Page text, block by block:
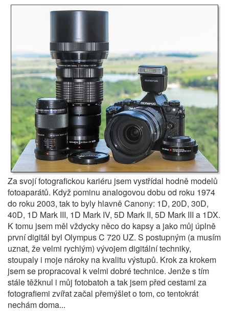
Za svojí fotografickou kariéru jsem vystřídal hodně modelů
fotoaparátů. Když pominu analogovou dobu od roku 1974
do roku 2003, tak to byly hlavně Canony: 1D, 20D, 30D,
40D, 1D Mark III, 1D Mark IV, 5D Mark II, 5D Mark III a 1DX.
K tomu jsem měl vždycky něco do kapsy a jako můj úplně
první digitál byl Olympus C 720 UZ. S postupným (a musím
uznat, že velmi rychlým) vývojem digitální techniky,
stoupaly i moje nároky na kvalitu výstupů. Krok za krokem
jsem se propracoval k velmi dobré technice. Jenže s tím
stále těžknul i můj fotobatoh a tak jsem před cestami za
fotografiemi zvířat začal přemýšlet o tom, co tentokrát
nechám doma...